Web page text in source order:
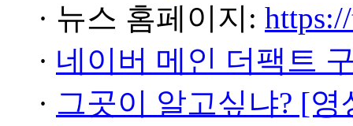
· 뉴스 홈페이지:
· 네이버 메인 더팩트
· 그곳이 알고싶냐? [